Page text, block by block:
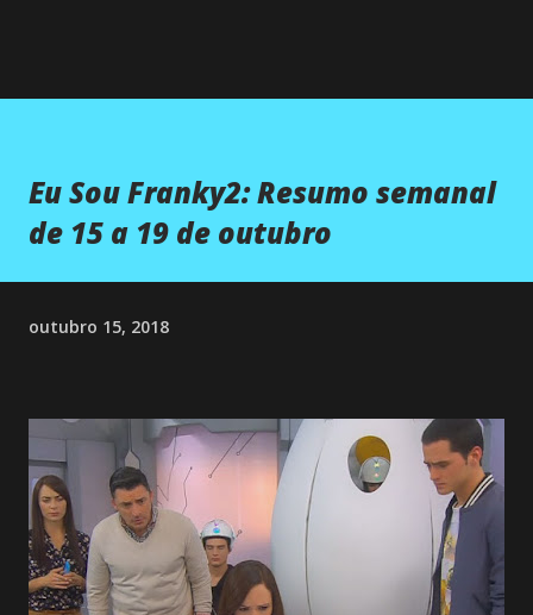
Eu Sou Franky2: Resumo semanal
de 15 a 19 de outubro
outubro 15, 2018